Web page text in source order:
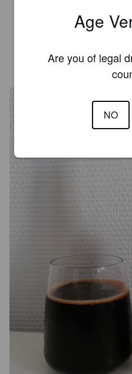
HARALA
Age
Are you of legal
NO